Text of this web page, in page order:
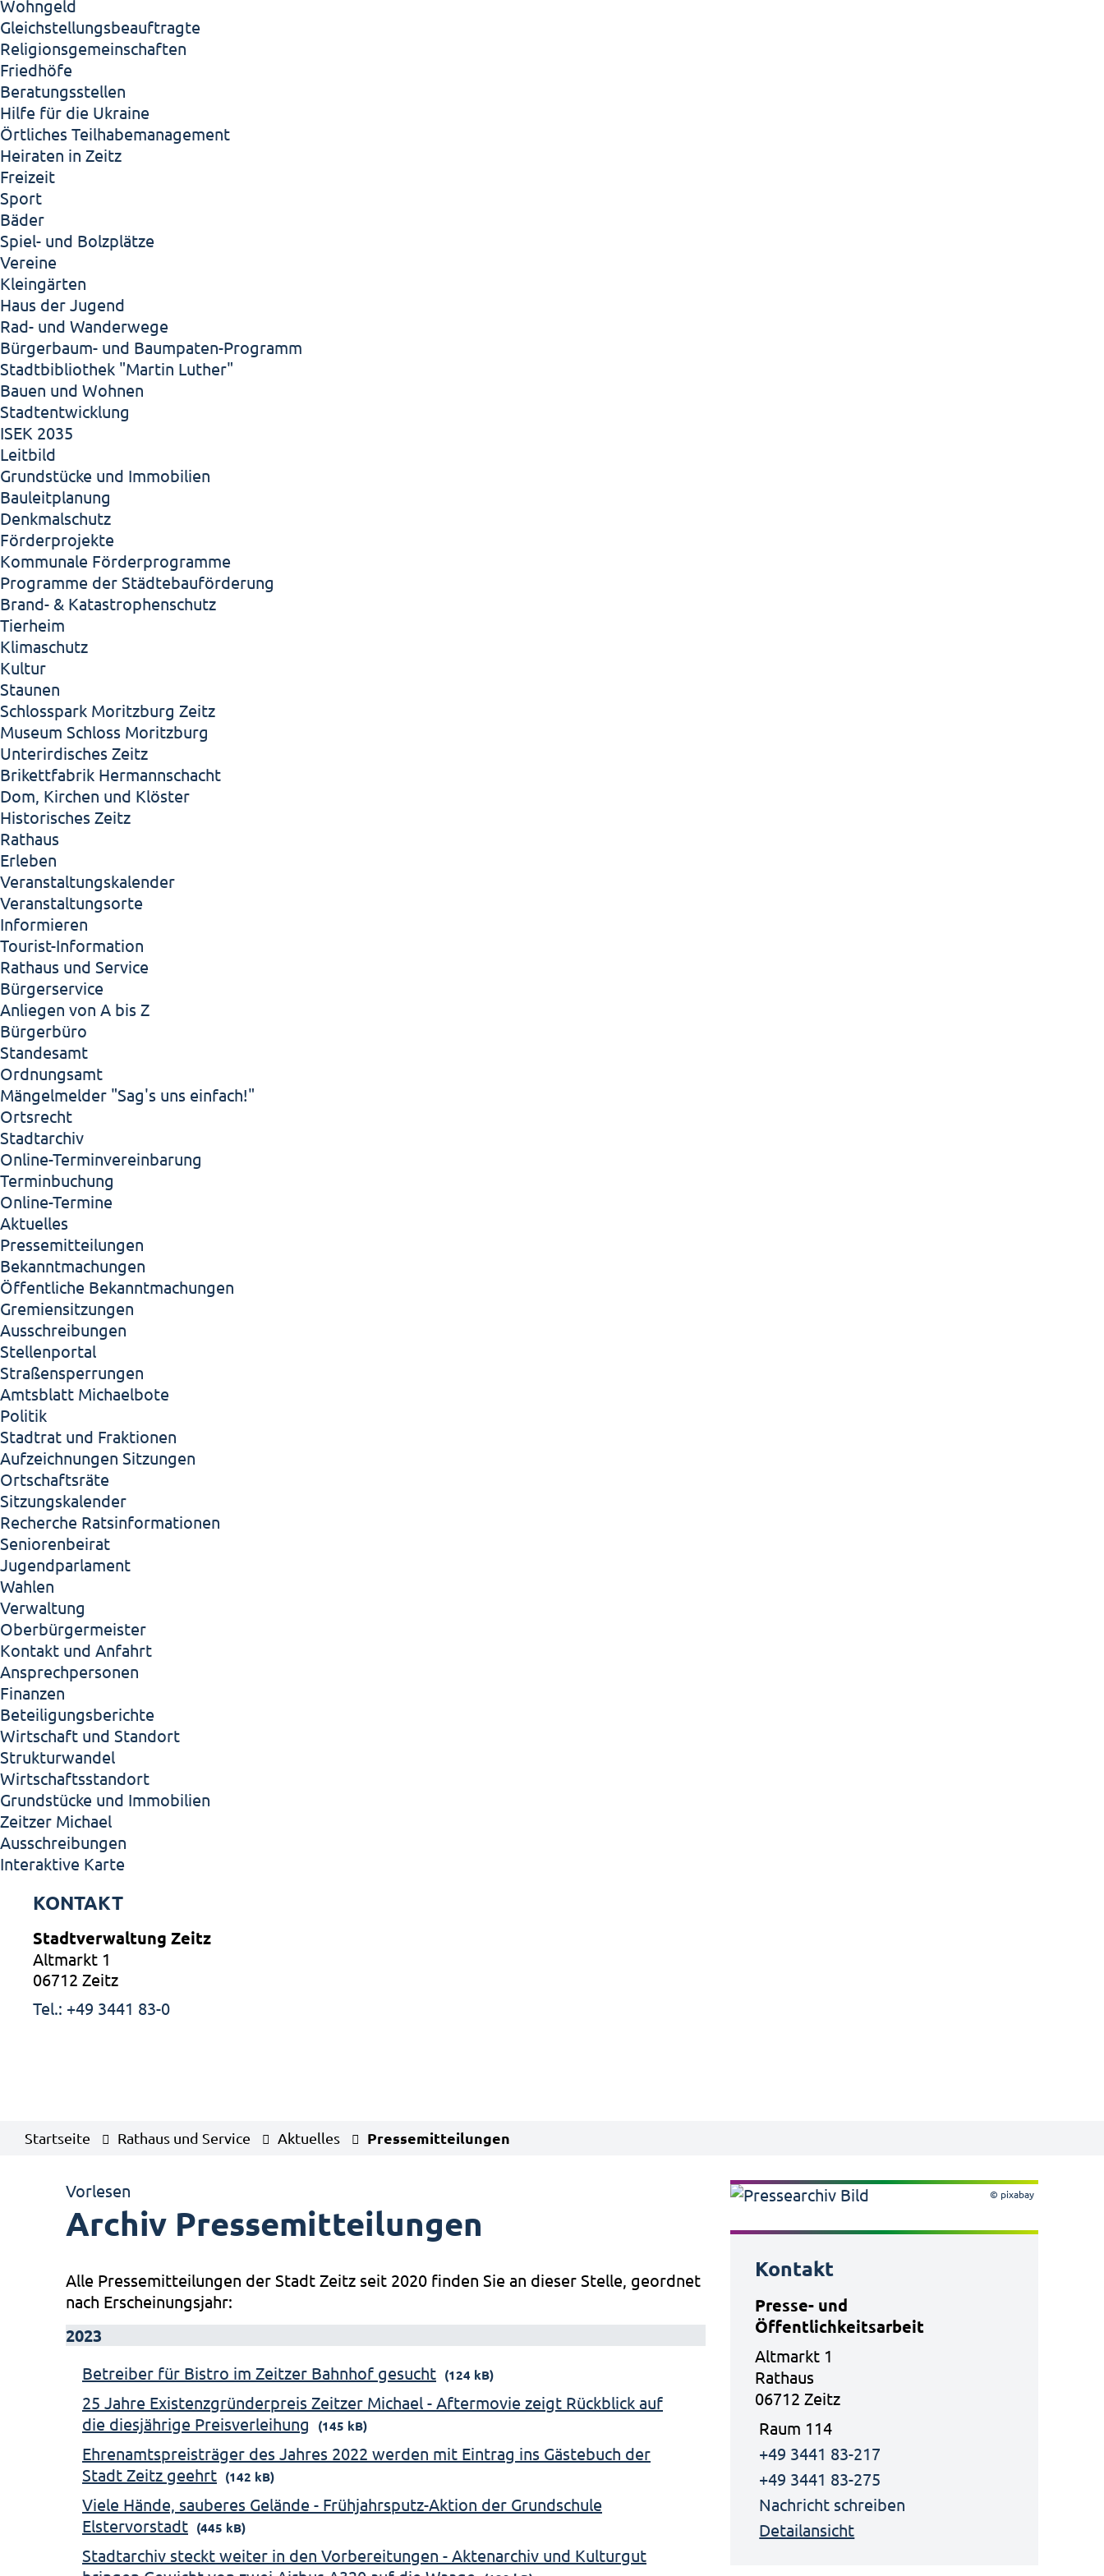
Wohngeld
Gleichstellungsbeauftragte
Religionsgemeinschaften
Friedhöfe
Beratungsstellen
Hilfe für die Ukraine
Örtliches Teilhabemanagement
Heiraten in Zeitz
Freizeit
Sport
Bäder
Spiel- und Bolzplätze
Vereine
Kleingärten
Haus der Jugend
Rad- und Wanderwege
Bürgerbaum- und Baumpaten-Programm
Stadtbibliothek "Martin Luther"
Bauen und Wohnen
Stadtentwicklung
ISEK 2035
Leitbild
Grundstücke und Immobilien
Bauleitplanung
Denkmalschutz
Förderprojekte
Kommunale Förderprogramme
Programme der Städtebauförderung
Brand- & Katastrophenschutz
Tierheim
Klimaschutz
Kultur
Staunen
Schlosspark Moritzburg Zeitz
Museum Schloss Moritzburg
Unterirdisches Zeitz
Brikettfabrik Hermannschacht
Dom, Kirchen und Klöster
Historisches Zeitz
Rathaus
Erleben
Veranstaltungskalender
Veranstaltungsorte
Informieren
Tourist-Information
Rathaus und Service
Bürgerservice
Anliegen von A bis Z
Bürgerbüro
Standesamt
Ordnungsamt
Mängelmelder "Sag's uns einfach!"
Ortsrecht
Stadtarchiv
Online-Terminvereinbarung
Terminbuchung
Online-Termine
Aktuelles
Pressemitteilungen
Bekanntmachungen
Öffentliche Bekanntmachungen
Gremiensitzungen
Ausschreibungen
Stellenportal
Straßensperrungen
Amtsblatt Michaelbote
Politik
Stadtrat und Fraktionen
Aufzeichnungen Sitzungen
Ortschaftsräte
Sitzungskalender
Recherche Ratsinformationen
Seniorenbeirat
Jugendparlament
Wahlen
Verwaltung
Oberbürgermeister
Kontakt und Anfahrt
Ansprechpersonen
Finanzen
Beteiligungsberichte
Wirtschaft und Standort
Strukturwandel
Wirtschaftsstandort
Grundstücke und Immobilien
Zeitzer Michael
Ausschreibungen
Interaktive Karte
KONTAKT
Stadtverwaltung Zeitz
Altmarkt 1
06712 Zeitz
Tel.: +49 3441 83-0
Startseite Rathaus und Service Aktuelles Pressemitteilungen
Vorlesen
Archiv Pressemitteilungen
Alle Pressemitteilungen der Stadt Zeitz seit 2020 finden Sie an dieser Stelle, geordnet
nach Erscheinungsjahr:
2023
Betreiber für Bistro im Zeitzer Bahnhof gesucht (124 kB)
25 Jahre Existenzgründerpreis Zeitzer Michael - Aftermovie zeigt Rückblick auf
die diesjährige Preisverleihung
(145 kB)
Ehrenamtspreisträger des Jahres 2022 werden mit Eintrag ins Gästebuch der
Stadt Zeitz geehrt (142 kB)
Viele Hände, sauberes Gelände - Frühjahrsputz-Aktion der Grundschule
Elstervorstadt (445 kB)
Stadtarchiv steckt weiter in den Vorbereitungen - Aktenarchiv und Kulturgut
© pixabay
Kontakt
Presse- und
Öffentlichkeitsarbeit
Altmarkt 1
Rathaus
06712 Zeitz
Raum 114
+49 3441 83-217
+49 3441 83-275
Nachricht schreiben
Detailansicht